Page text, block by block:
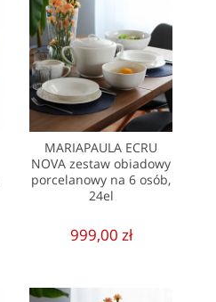
MARIAPAULA ECRU
NOVA zestaw obiadowy
porcelanowy na 6 osób,
24el
999,00 zł